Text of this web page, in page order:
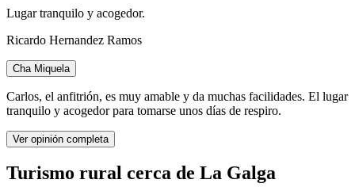
Lugar tranquilo y acogedor.
Ricardo Hernandez Ramos
Cha Miquela
Carlos, el anfitrión, es muy amable y da muchas facilidades. El lugar
tranquilo y acogedor para tomarse unos días de respiro.
Ver opinión completa
Turismo rural cerca de La Galga